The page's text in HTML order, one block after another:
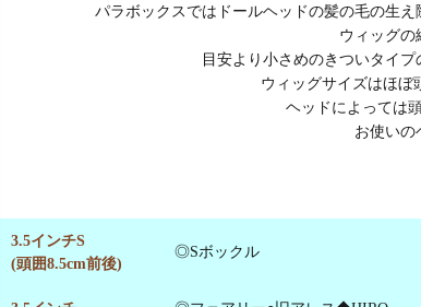
パラボックスではドールヘッドの髪の毛の生
ウィッグの
目安より小さめのきついタイ
ウィッグサイズはほぼ
ヘッドによっては
お使いの
3.5インチS
(頭囲8.5cm前後)
◎Sボックル